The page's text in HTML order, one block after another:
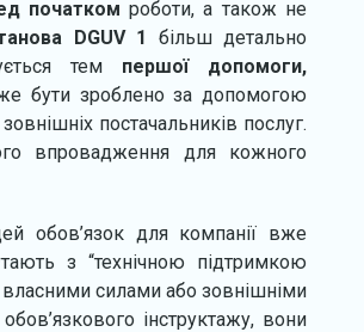
початком роботи, а також не
DGUV 1
більш детально
тем першої допомоги,
бути зроблено за допомогою
постачальників послуг.
впровадження для кожного
обов’язок для компанії вже
з “технічною підтримкою
силами або зовнішніми
інструктажу, вони